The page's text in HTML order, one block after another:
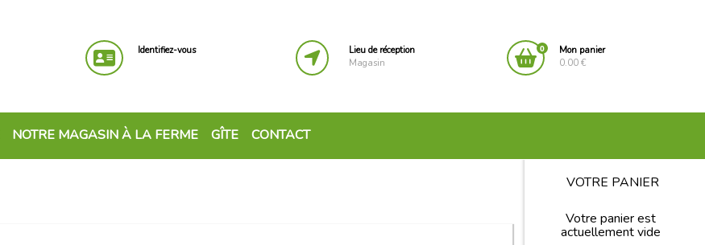
Identifiez-vous
Lieu de réception
Magasin
0
Mon panier
0.00 €
NOTRE MAGASIN À LA FERME GÎTE CONTACT
VOTRE PANIER
Votre panier est
actuellement vide